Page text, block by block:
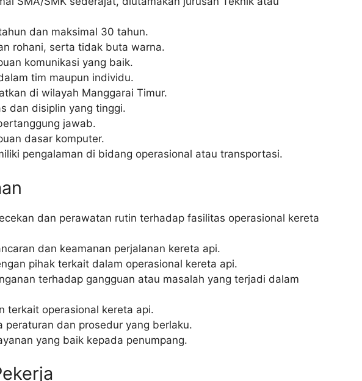
dan maksimal 30 tahun.
rohani, serta tidak buta warna.
komunikasi yang baik.
tim maupun individu.
di wilayah Manggarai Timur.
dan disiplin yang tinggi.
jawab.
dasar komputer.
pengalaman di bidang operasional atau transportasi.
dan perawatan rutin terhadap fasilitas operasional kereta
dan keamanan perjalanan kereta api.
pihak terkait dalam operasional kereta api.
terhadap gangguan atau masalah yang terjadi dalam
terkait operasional kereta api.
peraturan dan prosedur yang berlaku.
yang baik kepada penumpang.